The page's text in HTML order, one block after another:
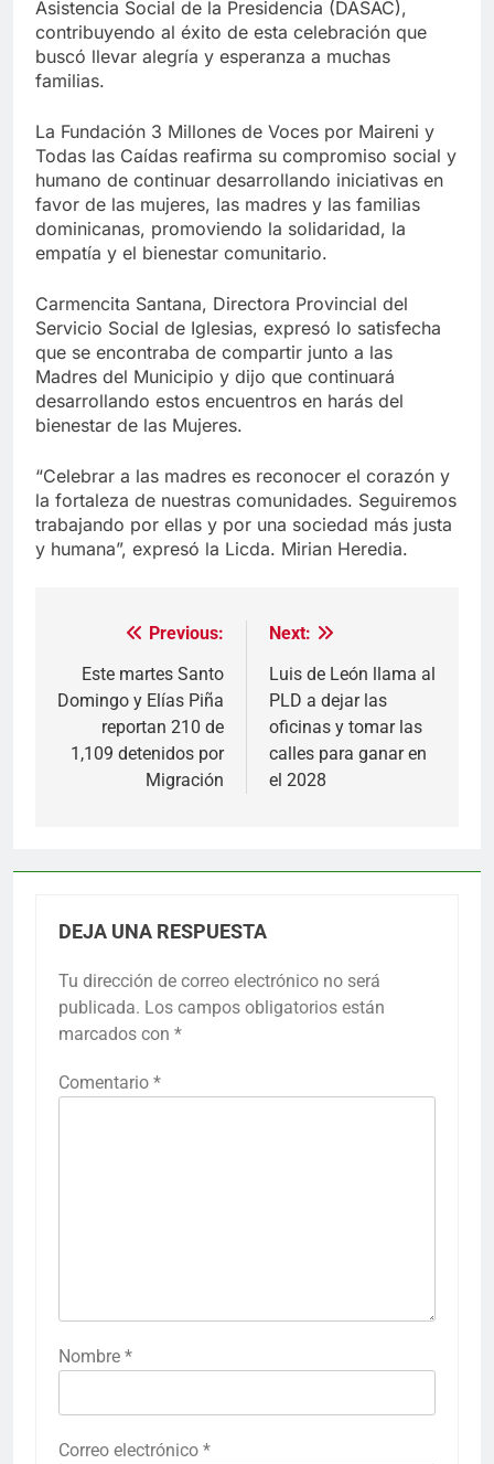
Asistencia Social de la Presidencia (DASAC),
contribuyendo al éxito de esta celebración que
buscó llevar alegría y esperanza a muchas
familias.
La Fundación 3 Millones de Voces por Maireni y
Todas las Caídas reafirma su compromiso social y
humano de continuar desarrollando iniciativas en
favor de las mujeres, las madres y las familias
dominicanas, promoviendo la solidaridad, la
empatía y el bienestar comunitario.
Carmencita Santana, Directora Provincial del
Servicio Social de Iglesias, expresó lo satisfecha
que se encontraba de compartir junto a las
Madres del Municipio y dijo que continuará
desarrollando estos encuentros en harás del
bienestar de las Mujeres.
“Celebrar a las madres es reconocer el corazón y
la fortaleza de nuestras comunidades. Seguiremos
trabajando por ellas y por una sociedad más justa
y humana”, expresó la Licda. Mirian Heredia.
Navegación
de
entradas
Previous:
Este martes Santo
Domingo y Elías Piña
reportan 210 de
1,109 detenidos por
Migración
Next:
Luis de León llama al
PLD a dejar las
oficinas y tomar las
calles para ganar en
el 2028
DEJA UNA RESPUESTA
Tu dirección de correo electrónico no será
publicada. Los campos obligatorios están
marcados con *
Comentario *
Nombre *
Correo electrónico *